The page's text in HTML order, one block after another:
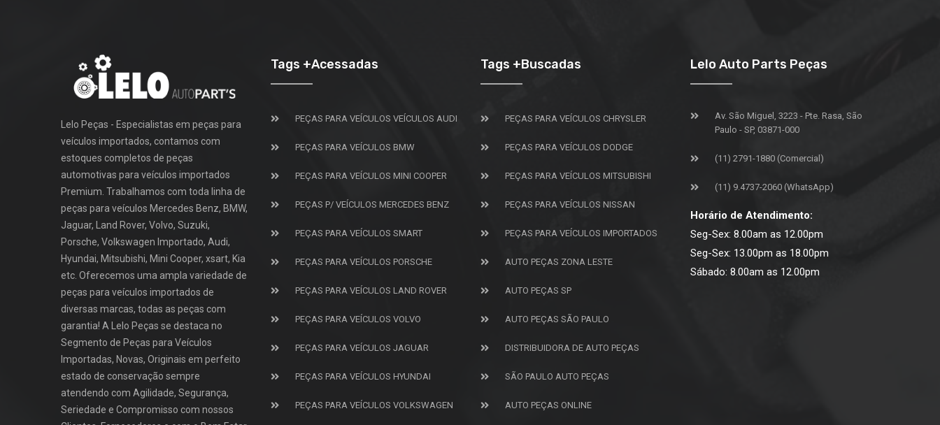
Lelo Peças - Especialistas em peças para
veículos importados, contamos com
estoques completos de peças
automotivas para veículos importados
Premium. Trabalhamos com toda linha de
peças para veículos Mercedes Benz, BMW,
Jaguar, Land Rover, Volvo, Suzuki,
Porsche, Volkswagen Importado, Audi,
Hyundai, Mitsubishi, Mini Cooper, xsart, Kia
etc. Oferecemos uma ampla variedade de
peças para veículos importados de
diversas marcas, todas as peças com
garantia! A Lelo Peças se destaca no
Segmento de Peças para Veículos
Importadas, Novas, Originais em perfeito
estado de conservação sempre
atendendo com Agilidade, Segurança,
Seriedade e Compromisso com nossos
Tags +Acessadas
PEÇAS PARA VEÍCULOS VEÍCULOS AUDI
PEÇAS PARA VEÍCULOS BMW
PEÇAS PARA VEÍCULOS MINI COOPER
PEÇAS P/ VEÍCULOS MERCEDES BENZ
PEÇAS PARA VEÍCULOS SMART
PEÇAS PARA VEÍCULOS PORSCHE
PEÇAS PARA VEÍCULOS LAND ROVER
PEÇAS PARA VEÍCULOS VOLVO
PEÇAS PARA VEÍCULOS JAGUAR
PEÇAS PARA VEÍCULOS HYUNDAI
PEÇAS PARA VEÍCULOS VOLKSWAGEN
Tags +Buscadas
PEÇAS PARA VEÍCULOS CHRYSLER
PEÇAS PARA VEÍCULOS DODGE
PEÇAS PARA VEÍCULOS MITSUBISHI
PEÇAS PARA VEÍCULOS NISSAN
PEÇAS PARA VEÍCULOS IMPORTADOS
AUTO PEÇAS ZONA LESTE
AUTO PEÇAS SP
AUTO PEÇAS SÃO PAULO
DISTRIBUIDORA DE AUTO PEÇAS
SÃO PAULO AUTO PEÇAS
AUTO PEÇAS ONLINE
Lelo Auto Parts Peças
Av. São Miguel, 3223 - Pte. Rasa, São
Paulo - SP, 03871-000
(11) 2791-1880 (Comercial)
(11) 9.4737-2060 (WhatsApp)
Horário de Atendimento:
Seg-Sex: 8.00am as 12.00pm
Seg-Sex: 13.00pm as 18.00pm
Sábado: 8.00am as 12.00pm